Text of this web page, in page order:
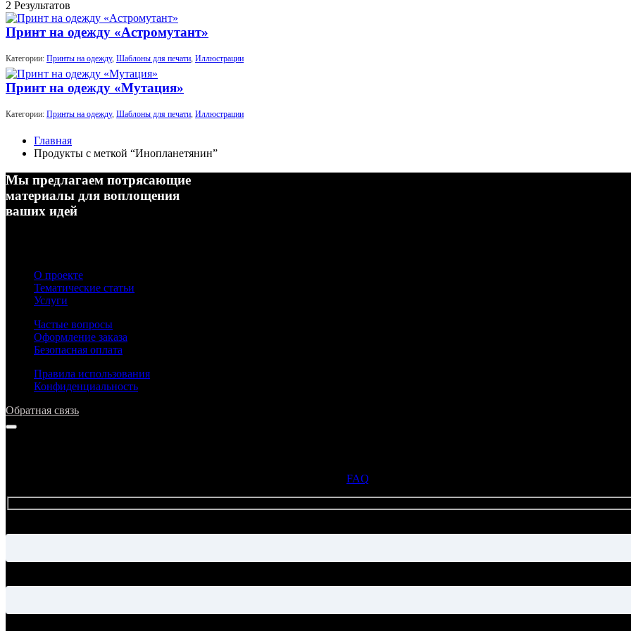
2 Результатов
Принт на одежду «Астромутант»
Категории: Принты на одежду, Шаблоны для печати, Иллюстрации
Принт на одежду «Мутация»
Категории: Принты на одежду, Шаблоны для печати Иллюстрации
Главная
Продукты с меткой “Инопланетянин”
Мы предлагаем потрясающие
материалы для воплощения
ваших идей
О проекте
Тематические статьи
Услуги
Частые вопросы
Оформление заказа
Безопасная оплата
Правила использования
Конфиденциальность
Обратная связь
FAQ